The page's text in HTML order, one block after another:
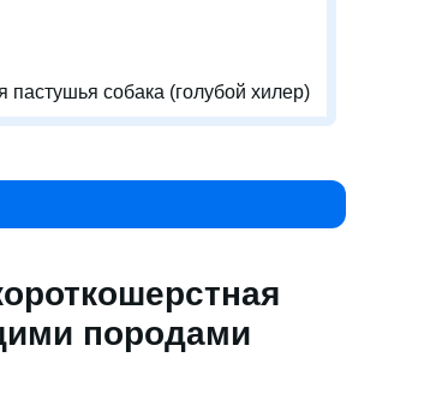
пастушья собака (голубой хилер)
породами